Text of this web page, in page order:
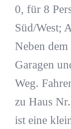
0, für 8
Süd/West;
Neben
Garagen
Weg.
zu Haus
ist eine